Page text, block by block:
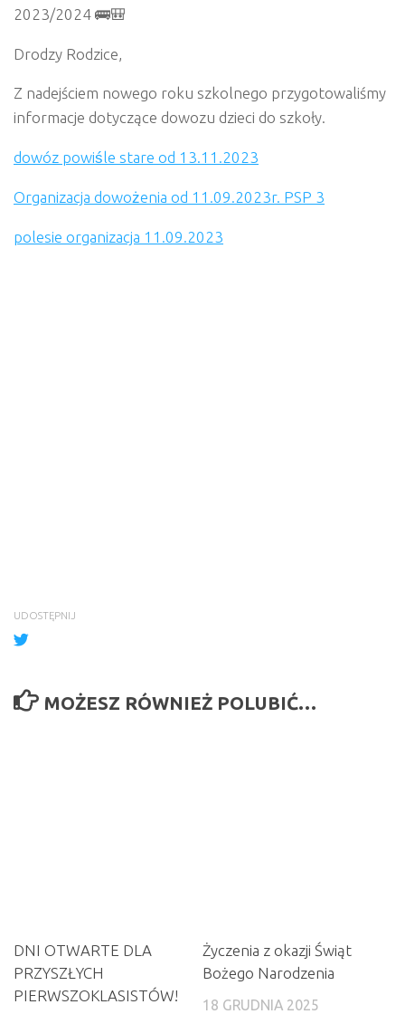
2023/2024 🚌🎒
Drodzy Rodzice,
Z nadejściem nowego roku szkolnego przygotowaliśmy
informacje dotyczące dowozu dzieci do szkoły.
dowóz powiśle stare od 13.11.2023
Organizacja dowożenia od 11.09.2023r. PSP 3
polesie organizacja 11.09.2023
UDOSTĘPNIJ
MOŻESZ RÓWNIEŻ POLUBIĆ…
DNI OTWARTE DLA
PRZYSZŁYCH
PIERWSZOKLASISTÓW!
Życzenia z okazji Świąt
Bożego Narodzenia
18 GRUDNIA 2025